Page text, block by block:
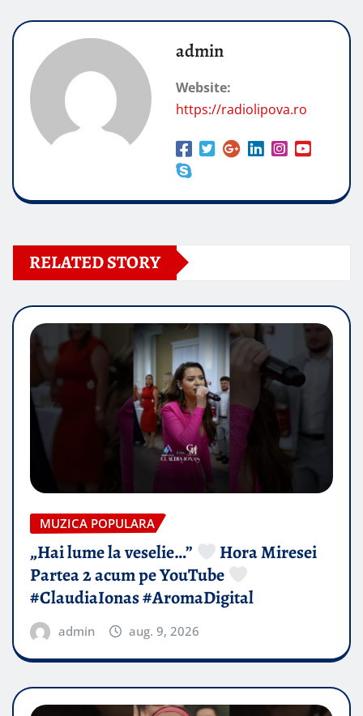
admin
Website:
https://radiolipova.ro
RELATED STORY
MUZICA POPULARA
„Hai lume la veselie…”
Hora Miresei
Partea 2 acum pe YouTube
#ClaudiaIonas #AromaDigital
admin aug. 9, 2026